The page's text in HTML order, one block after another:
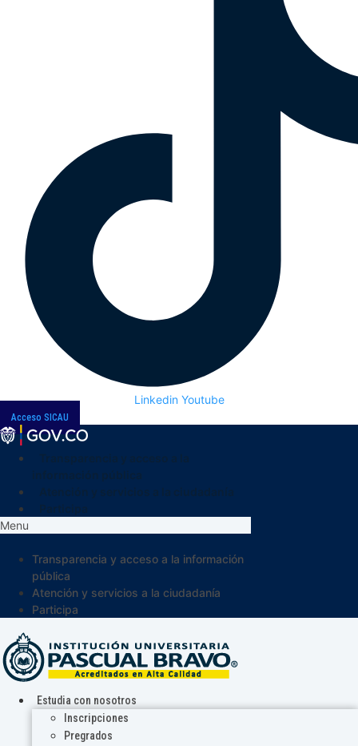
Linkedin Youtube
Acceso SICAU
Menu
Transparencia y acceso a la información
pública
Atención y servicios a la ciudadanía
Participa
Estudia con nosotros
Inscripciones
Pregrados